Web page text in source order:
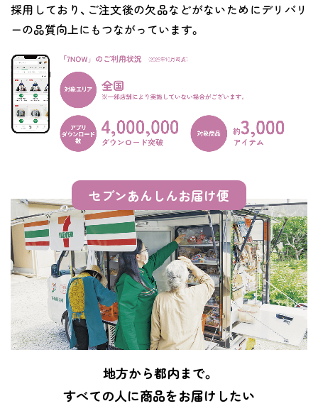
採用しており、ご注文後の欠品などがないためにデリバリ
ーの品質向上にもつながっています。
セブンあんしんお届け便
地方から都内まで。
すべての人に商品をお届けしたい